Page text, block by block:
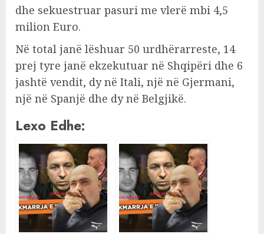
dhe sekuestruar pasuri me vlerë mbi 4,5
milion Euro.
Në total janë lëshuar 50 urdhërarreste, 14
prej tyre janë ekzekutuar në Shqipëri dhe 6
jashtë vendit, dy në Itali, një në Gjermani,
një në Spanjë dhe dy në Belgjikë.
Lexo Edhe: